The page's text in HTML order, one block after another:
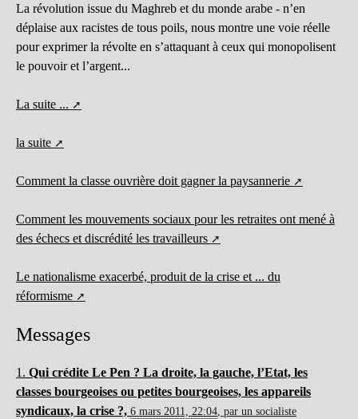
La révolution issue du Maghreb et du monde arabe - n’en
déplaise aux racistes de tous poils, nous montre une voie réelle
pour exprimer la révolte en s’attaquant à ceux qui monopolisent
le pouvoir et l’argent...
La suite ...
la suite
Comment la classe ouvrière doit gagner la paysannerie
Comment les mouvements sociaux pour les retraites ont mené à
des échecs et discrédité les travailleurs
Le nationalisme exacerbé, produit de la crise et ... du
réformisme
Messages
1. Qui crédite Le Pen ? La droite, la gauche, l’Etat, les
classes bourgeoises ou petites bourgeoises, les appareils
syndicaux, la crise ?, 6 mars 2011, 22:04, par un socialiste